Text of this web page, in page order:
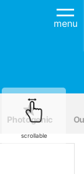
menu
Photogenic
scrollable